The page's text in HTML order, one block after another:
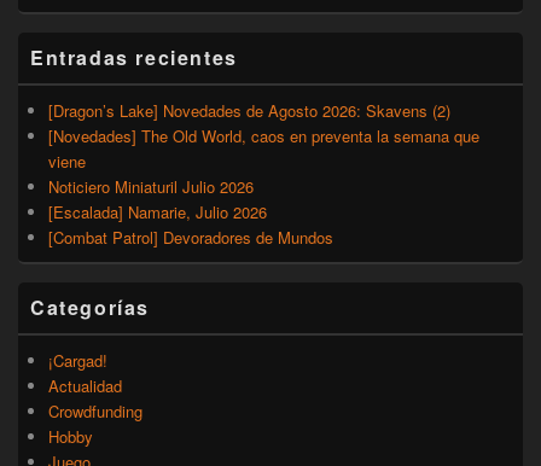
Entradas recientes
[Dragon’s Lake] Novedades de Agosto 2026: Skavens (2)
[Novedades] The Old World, caos en preventa la semana que
viene
Noticiero Miniaturil Julio 2026
[Escalada] Namarie, Julio 2026
[Combat Patrol] Devoradores de Mundos
Categorías
¡Cargad!
Actualidad
Crowdfunding
Hobby